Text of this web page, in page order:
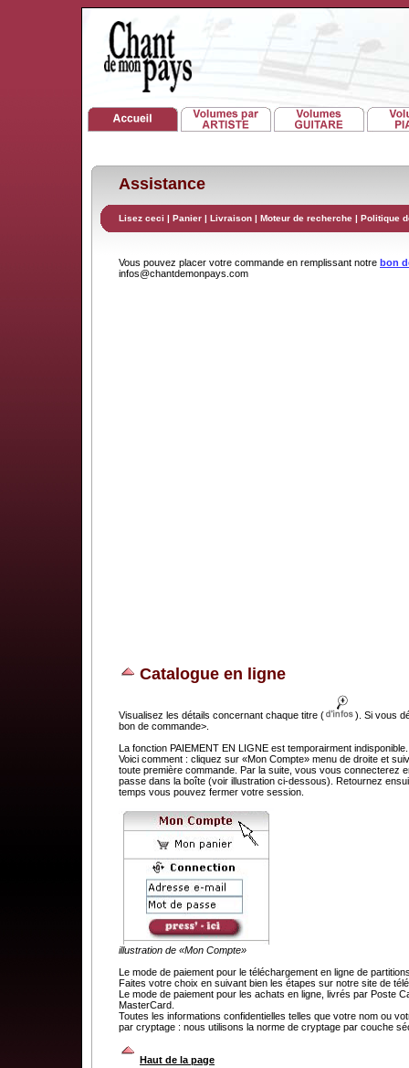
Assistance
Lisez ceci | Panier | Livraison | Moteur de recherche | Politique
Vous pouvez placer votre commande en remplissant notre bon
infos@chantdemonpays.com
Catalogue en ligne
Visualisez les détails concernant chaque titre (
). Si vous
bon de commande>.
La fonction PAIEMENT EN LIGNE est temporairment
Voici comment : cliquez sur «Mon Compte» menu de droite et
toute première commande. Par la suite, vous vous connecterez
passe dans la boîte (voir illustration ci-dessous). Retournez
temps vous pouvez fermer votre session.
illustration de «Mon Compte»
Le mode de paiement pour le téléchargement en ligne de
Faites votre choix en suivant bien les étapes sur notre site de
Le mode de paiement pour les achats en ligne, livrés par Poste
MasterCard.
Toutes les informations confidentielles telles que votre nom ou
par cryptage : nous utilisons la norme de cryptage par couche
Haut de la page